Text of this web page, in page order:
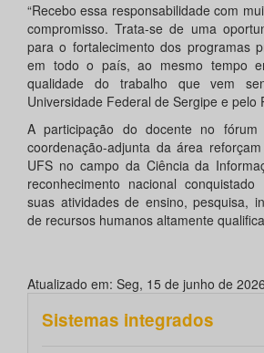
“Recebo essa responsabilidade com
compromisso. Trata-se de uma
para o fortalecimento dos programas
em todo o país, ao mesmo tempo
qualidade do trabalho que vem
Universidade Federal de Sergipe e pelo
A participação do docente no
coordenação-adjunta da área
UFS no campo da Ciência da
reconhecimento nacional
suas atividades de ensino, pesquisa,
de recursos humanos altamente
Atualizado em: Seg, 15 de junho de
Sistemas integrados